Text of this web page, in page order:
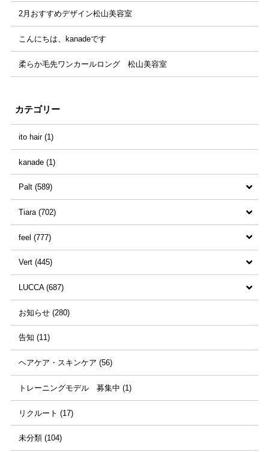
2月おすすめデザイン松山美容室
こんにちは、kanadeです
柔らか毛先ワンカールロング 松山美容室
カテゴリー
ito hair (1)
kanade (1)
Palt (589)
すべての記事 (589)
和田優花 (35)
永見仁 (23)
越智雅子 (7)
亀井真介 (16)
田中宏樹 (8)
永見ちぐさ (3)
Tiara (702)
すべての記事 (702)
源智也 (1)
坂本美佐代 (5)
大西紗綾佳 (8)
西本千穂里 (25)
池田彩奈 (19)
芝まり子 (37)
feel (777)
すべての記事 (777)
井上佳映 (3)
高本成規 (22)
中野雄貴 (13)
yuske (3)
田端美殊樹 (15)
高松千滉 (1)
Vert (445)
すべての記事 (445)
藤本空知 (1)
藤岡有希子 (1)
小西悠利 (3)
山﨑美希 (20)
LUCCA (687)
すべての記事 (687)
砂川直也 (6)
石川博美 (5)
善家澄怜 (2)
松下遥 (15)
山根千穂 (18)
お知らせ (280)
告知 (11)
ヘアケア・スキンケア (56)
トレーニングモデル 募集中 (1)
リクルート (17)
未分類 (104)